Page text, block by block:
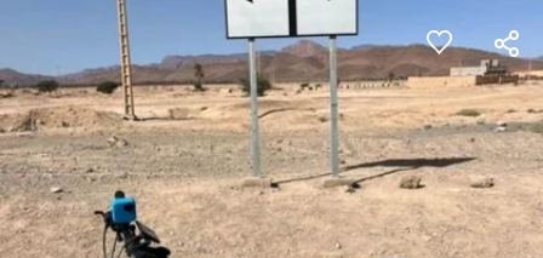
Panneau de gestion des cookies